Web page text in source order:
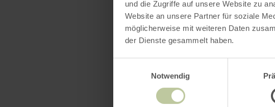
und die Zugriffe auf unsere Website zu
Website an unsere Partner für soziale
möglicherweise mit weiteren Daten
der Dienste gesammelt haben.
Notwendig